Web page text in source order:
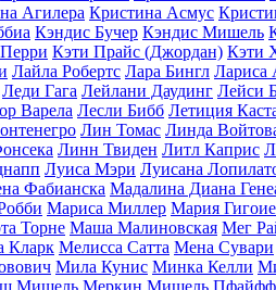
Агилера Кристина Асмус
Кэндис Бучер Кэндис Мишель
Кэти Прайс (Джордан) Кэти
Лайла Робертс Лара Бингл Лариса
Леди Гага Лейлани Даудинг Лейси
Варела Лесли Бибб Летиция
Лин Томас Линда
Линн Твиден Литл Каприс
Луиса Мэри Луисана
Фабианска Мадалина Диана
Мариса Миллер Мария
Торне Маша Малиновская Мег
Кларк Мелисса Сатта Мена Сувари
Мила Кунис Минка Келли
Мишель Меркин Мишель